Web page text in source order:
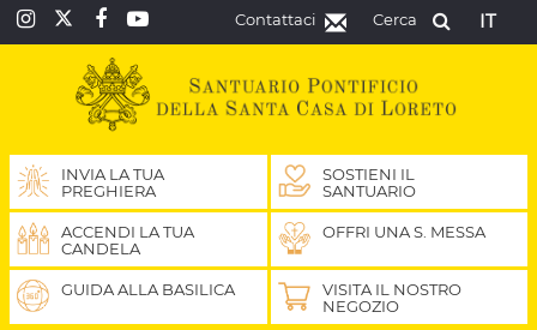
IT
Cerca
Contattaci
INVIA LA TUA
PREGHIERA
SOSTIENI IL
SANTUARIO
ACCENDI LA TUA
CANDELA
OFFRI UNA S. MESSA
GUIDA ALLA BASILICA
VISITA IL NOSTRO
NEGOZIO